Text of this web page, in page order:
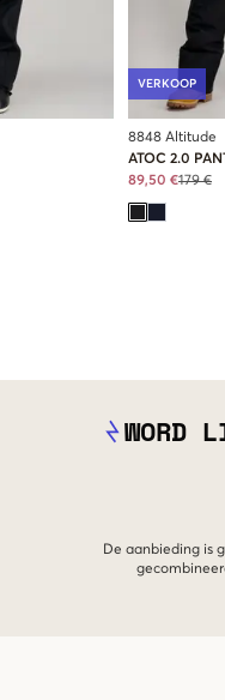
VERKOOP
8848 Altitude
ATOC 2.0
89,50 €179 €
WORD
De aanbieding is